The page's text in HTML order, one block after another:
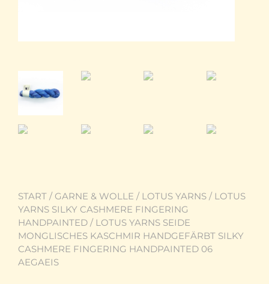
START / GARNE & WOLLE / LOTUS YARNS / LOTUS
YARNS SILKY CASHMERE FINGERING
HANDPAINTED / LOTUS YARNS SEIDE
MONGLISCHES KASCHMIR HANDGEFÄRBT SILKY
CASHMERE FINGERING HANDPAINTED 06
AEGAEIS